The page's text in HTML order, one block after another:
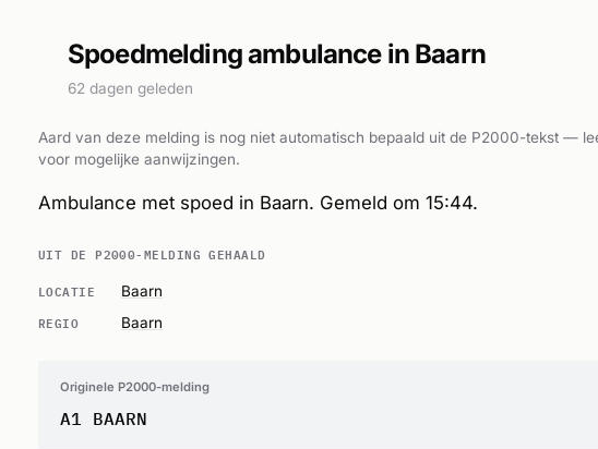
Spoedmelding ambulance in Baarn
62 dagen geleden
Aard van deze melding is nog niet automatisch bepaald uit de P2000-tekst —
voor mogelijke aanwijzingen.
Ambulance met spoed in Baarn. Gemeld om 15:44.
UIT DE P2000-MELDING GEHAALD
LOCATIE
Baarn
REGIO Baarn
Originele P2000-melding
A1 BAARN